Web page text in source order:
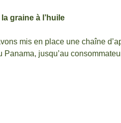
graine à l’huile
mis en place une chaîne
jusqu’au